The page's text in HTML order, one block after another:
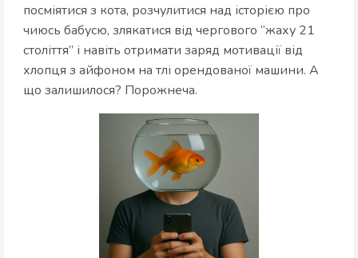
посміятися з кота, розчулитися над історією про
чиюсь бабусю, злякатися від чергового “жаху 21
століття” і навіть отримати заряд мотивації від
хлопця з айфоном на тлі орендованої машини. А
що залишилося? Порожнеча.